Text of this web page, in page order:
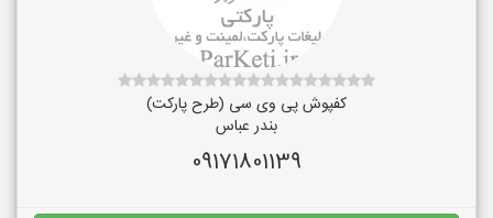
کفپوش پی وی سی (طرح پارکت)
بندر عباس
09171801139